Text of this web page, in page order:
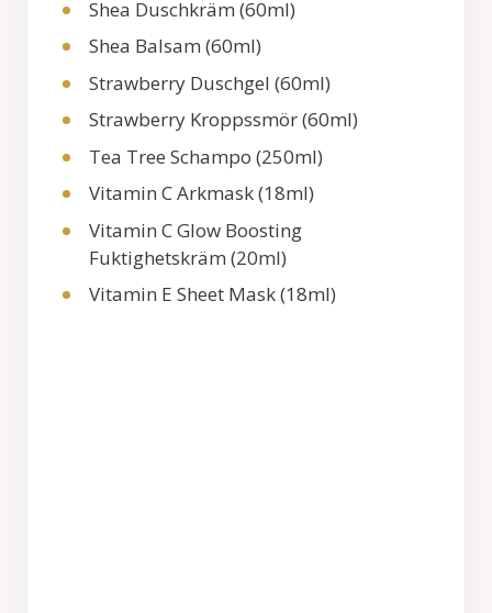
Shea Duschkräm (60ml)
Shea Balsam (60ml)
Strawberry Duschgel (60ml)
Strawberry Kroppssmör (60ml)
Tea Tree Schampo (250ml)
Vitamin C Arkmask (18ml)
Vitamin C Glow Boosting
Fuktighetskräm (20ml)
Vitamin E Sheet Mask (18ml)